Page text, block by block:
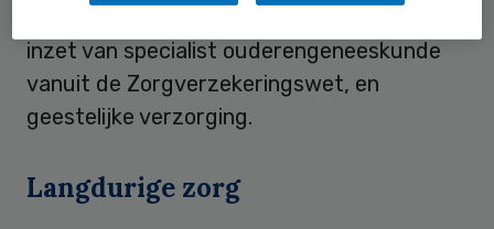
inzet van specialist ouderengeneeskunde
vanuit de Zorgverzekeringswet, en
geestelijke verzorging.
Langdurige zorg